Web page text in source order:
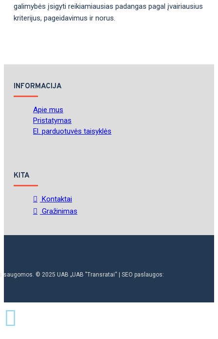
galimybės įsigyti reikiamiausias padangas pagal įvairiausius
kriterijus, pageidavimus ir norus.
INFORMACIJA
Apie mus
Pristatymas
El. parduotuvės taisyklės
KITA
Kontaktai
Gražinimas
saugomos. © 2025 UAB „UAB "Transratai“ | SEO paslaugos: